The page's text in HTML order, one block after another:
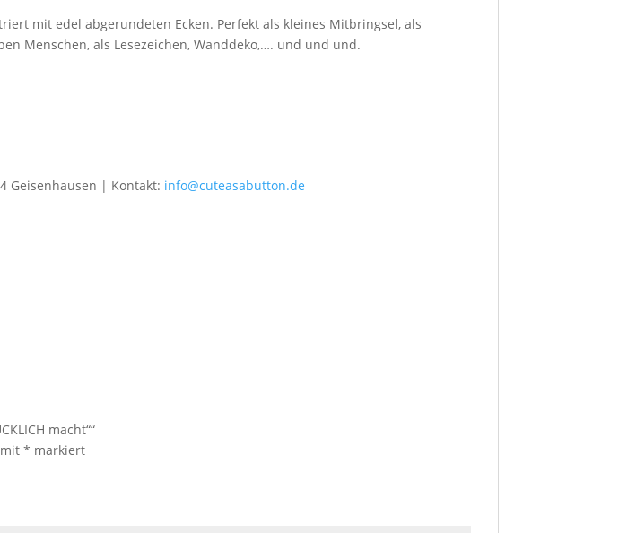
mit edel abgerundeten Ecken. Perfekt als kleines Mitbringsel, als
Menschen, als Lesezeichen, Wanddeko,…. und und und.
Geisenhausen | Kontakt: info@cuteasabutton.de
macht““
mit* markiert